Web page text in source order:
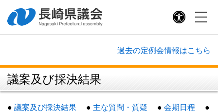
議長あいさつ
歴代議長・副議長
過去の定例会情報はこちら
議案及び採決結果
● 議案及び採決結果 ● 主な質問・質疑 ● 会期日程 ●